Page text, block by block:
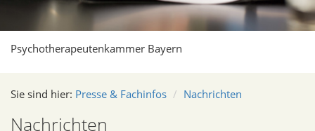
Psychotherapeutenkammer Bayern
Sie sind hier: Presse & Fachinfos Nachrichten
Nachrichten